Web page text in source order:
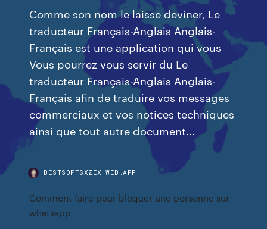
Comme son nom le laisse deviner, Le
traducteur Français-Anglais Anglais-
Français est une application qui vous
Vous pourrez vous servir du Le
traducteur Français-Anglais Anglais-
Français afin de traduire vos messages
commerciaux et vos notices techniques
ainsi que tout autre document...
BESTSOFTSXZEX.WEB.APP
Comment faire pour bloquer une personne sur
whatsapp